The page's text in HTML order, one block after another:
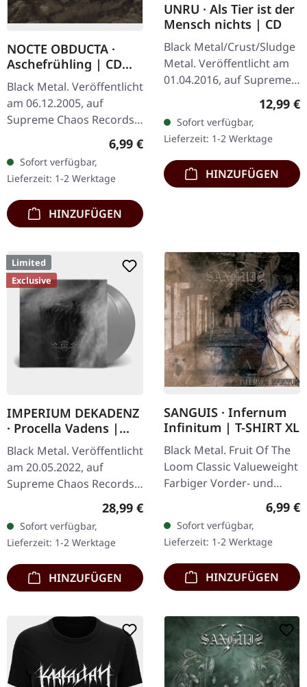
NOCTE OBDUCTA ·
Aschefrühling | CD
SINGLE
Black Metal. Veröffentlicht
am 06.12.2005, auf
Supreme Chaos Records.
CD-Single, limitiert auf
Exemplare. Nachdem die
Nachfrage nach…
Regulärer Preis:
6,99 €
Sofort verfügbar,
Lieferzeit: 1-2 Werktage
HINZUFÜGEN
UNRU · Als Tier ist der
Mensch nichts | CD
Black Metal/Crust/Sludge
Metal. Veröffentlicht am
01.04.2016, auf Supreme
Chaos Records. Limitierte
CD im Jewelcase. Aus dem
Underground-Nichts…
12,99 €
Sofort verfügbar,
Lieferzeit: 1-2 Werktage
HINZUFÜGEN
Limited
Exclusive
IMPERIUM DEKADENZ
· Procella Vadens |
SILVER 2LP
Black Metal. Veröffentlicht
am 20.05.2022, auf
Supreme Chaos Records.
Letzte Exemplare! #4-10
Silbernes Doppel-Vinyl im
Gatefold-Cover mit
bedrucktem…
Regulärer Preis:
28,99 €
Sofort verfügbar,
Lieferzeit: 1-2 Werktage
HINZUFÜGEN
SANGUIS · Infernum
Infinitum | T-SHIRT XL
Black Metal. Fruit Of The
Loom Classic Valueweight
Farbiger Vorder- und
6,99 €
Sofort verfügbar,
Lieferzeit: 1-2 Werktage
HINZUFÜGEN